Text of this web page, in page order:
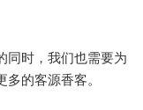
同时，我们也需要为
的客源香客。